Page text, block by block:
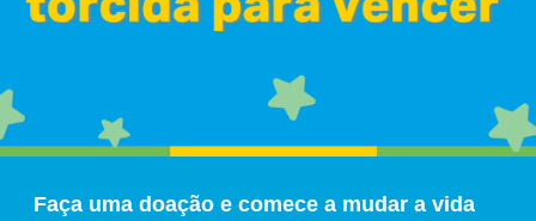
Faça uma doação e comece a mudar a vida